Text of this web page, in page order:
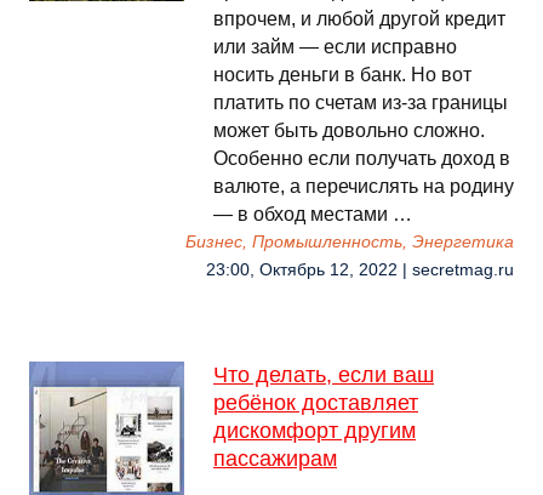
впрочем, и любой другой кредит
или займ — если исправно
носить деньги в банк. Но вот
платить по счетам из-за границы
может быть довольно сложно.
Особенно если получать доход в
валюте, а перечислять на родину
— в обход местами …
Бизнес, Промышленность, Энергетика
23:00, Октябрь 12, 2022 | secretmag.ru
Что делать, если ваш
ребёнок доставляет
дискомфорт другим
пассажирам